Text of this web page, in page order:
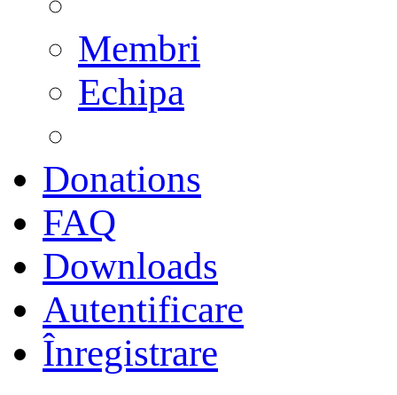
Membri
Echipa
Donations
FAQ
Downloads
Autentificare
Înregistrare